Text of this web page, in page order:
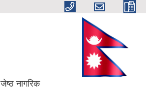
जेष्ठ नागरिक